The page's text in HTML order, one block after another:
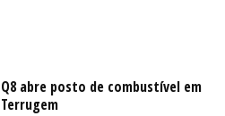
Q8 abre posto de combustível em
Terrugem